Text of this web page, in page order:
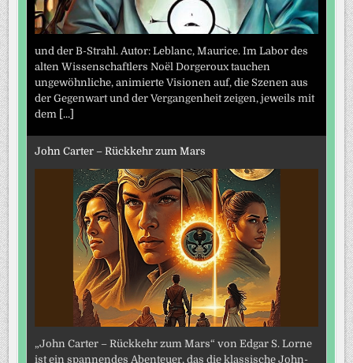
und der B-Strahl. Autor: Leblanc, Maurice. Im Labor des
alten Wissenschaftlers Noël Dorgeroux tauchen
ungewöhnliche, animierte Visionen auf, die Szenen aus
der Gegenwart und der Vergangenheit zeigen, jeweils mit
dem [...]
John Carter – Rückkehr zum Mars
„John Carter – Rückkehr zum Mars“ von Edgar S. Lorne
ist ein spannendes Abenteuer, das die klassische John-